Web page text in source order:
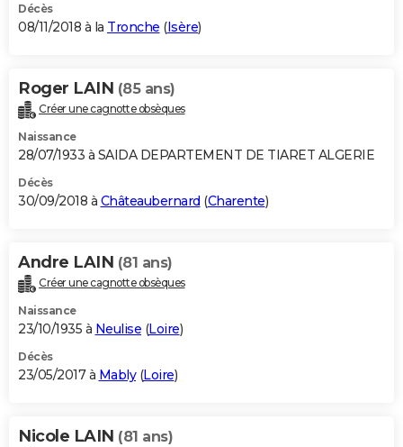
Décès
08/11/2018 à la Tronche (Isère)
Roger LAIN (85 ans)
Créer une cagnotte obsèques
Naissance
28/07/1933 à SAIDA DEPARTEMENT DE TIARET ALGERIE
Décès
30/09/2018 à Châteaubernard (Charente)
Andre LAIN (81 ans)
Créer une cagnotte obsèques
Naissance
23/10/1935 à Neulise (Loire)
Décès
23/05/2017 à Mably(Loire)
Nicole LAIN (81 ans)